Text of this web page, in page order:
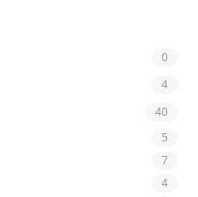
0
4
40
5
7
4